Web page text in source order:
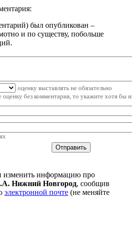
был опубликован –
и по существу, побольше
оценку выставлять не обязательно
оценку без комментария, то укажите хотя бы
изменить информацию про
Нижний Новгород, сообщив
электронной почте (не меняйте